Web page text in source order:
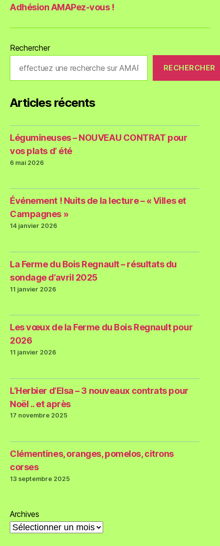
Adhésion AMAPez-vous !
Rechercher
RECHERCHER
Articles récents
Légumineuses – NOUVEAU CONTRAT pour
vos plats d’ été
6 mai 2026
Événement ! Nuits de la lecture – « Villes et
Campagnes »
14 janvier 2026
La Ferme du Bois Regnault – résultats du
sondage d’avril 2025
11 janvier 2026
Les vœux de la Ferme du Bois Regnault pour
2026
11 janvier 2026
L’Herbier d’Elsa – 3 nouveaux contrats pour
Noël .. et après
17 novembre 2025
Clémentines, oranges, pomelos, citrons
corses
13 septembre 2025
Archives